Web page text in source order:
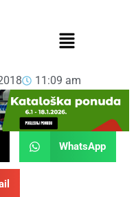
11:09 am
WhatsApp